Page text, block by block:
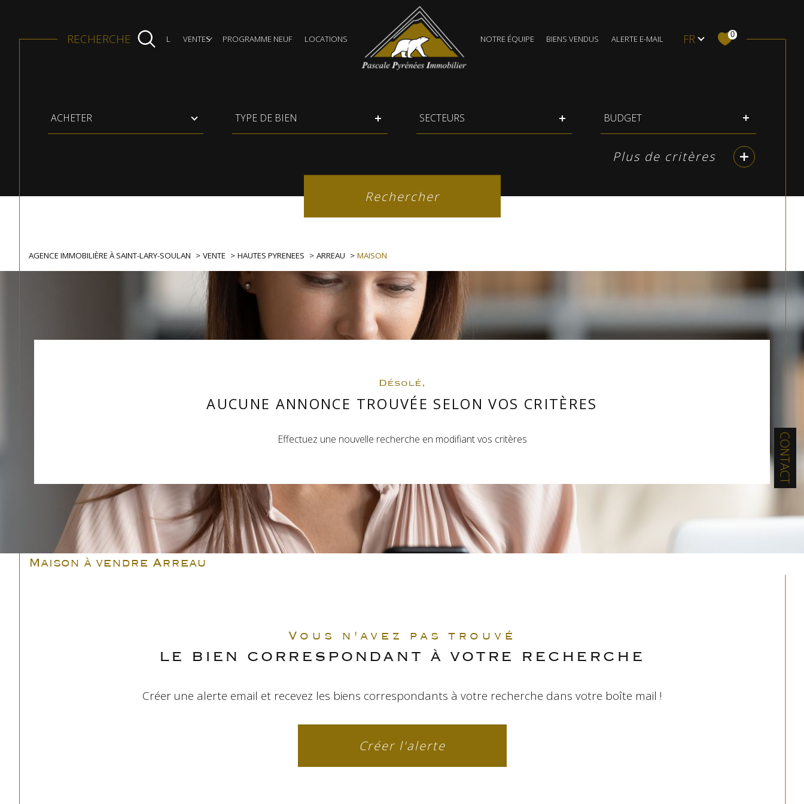
ACCUEIL VENTES PROGRAMME NEUF LOCATIONS NOTRE ÉQUIPE BIENS VENDUS ALERTE E-MAIL
RECHERCHE Langue
FR 0
CONTACT
Type
d'offre
ACHETER
Type
de
TYPE DE BIEN Secteurs
SECTEURS BUDGET
Plus de critères
Référence
Rechercher
AGENCE IMMOBILIÈRE À SAINT-LARY-SOULAN VENTE HAUTES PYRENEES ARREAU MAISON
Désolé,
AUCUNE ANNONCE TROUVÉE SELON VOS CRITÈRES
Effectuez une nouvelle recherche en modifiant vos critères
Maison à vendre Arreau
Vous n'avez pas trouvé
LE BIEN CORRESPONDANT À VOTRE RECHERCHE
Créer une alerte email et recevez les biens correspondants à votre recherche dans votre boîte mail !
Créer l'alerte